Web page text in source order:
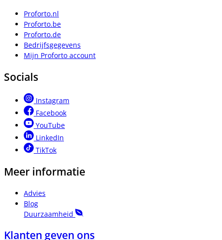
Proforto.nl
Proforto.be
Proforto.de
Bedrijfsgegevens
Mijn Proforto account
Socials
Instagram
Facebook
YouTube
LinkedIn
TikTok
Meer informatie
Advies
Blog
Duurzaamheid
Klanten geven ons